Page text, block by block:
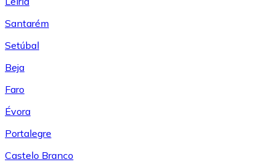
Santarém
Setúbal
Beja
Faro
Évora
Portalegre
Castelo Branco